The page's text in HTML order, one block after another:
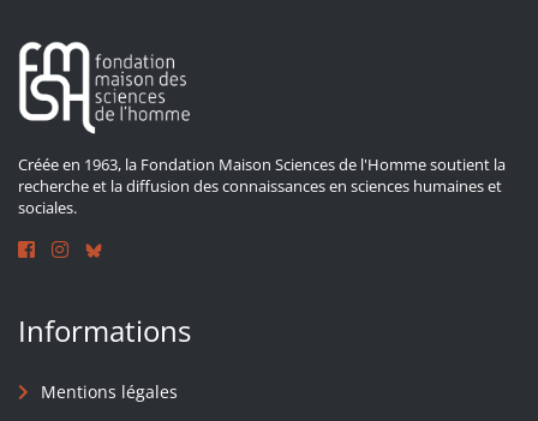
Créée en 1963, la Fondation Maison Sciences de l'Homme soutient la
recherche et la diffusion des connaissances en sciences humaines et
sociales.
Informations
Mentions légales